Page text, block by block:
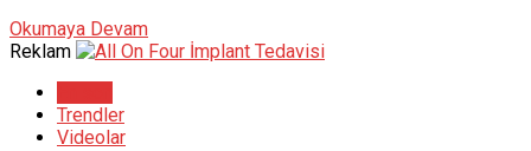
Okumaya Devam
Reklam
Trendler
Videolar